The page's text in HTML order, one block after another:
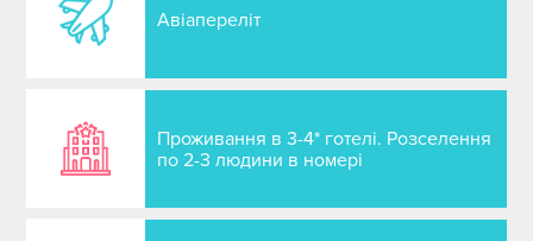
Авіапереліт
Проживання в 3-4* готелі. Розселення
по 2-3 людини в номері